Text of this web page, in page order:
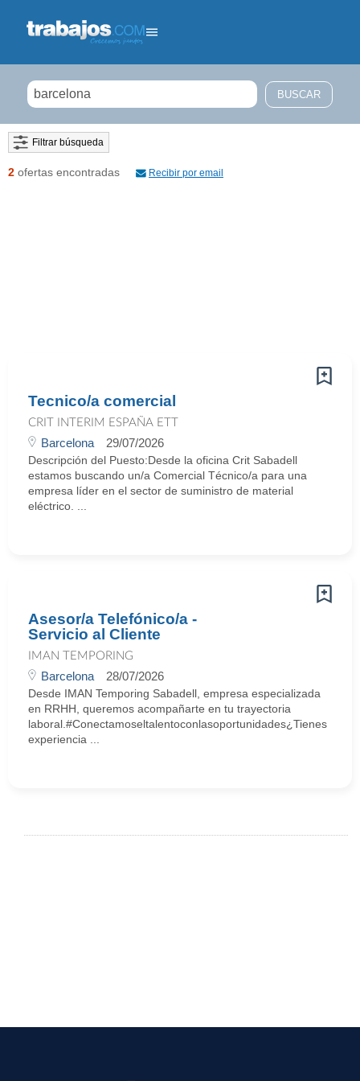
Filtrar búsqueda
2 ofertas encontradas Recibir por email
Tecnico/a comercial
CRIT INTERIM ESPAÑA ETT
Barcelona 29/07/2026
Descripción del Puesto:Desde la oficina Crit Sabadell
estamos buscando un/a Comercial Técnico/a para una
empresa líder en el sector de suministro de material
eléctrico. ...
Asesor/a Telefónico/a -
Servicio al Cliente
IMAN TEMPORING
Barcelona 28/07/2026
Desde IMAN Temporing Sabadell, empresa especializada
en RRHH, queremos acompañarte en tu trayectoria
laboral.#Conectamoseltalentoconlasoportunidades¿Tienes
experiencia ...